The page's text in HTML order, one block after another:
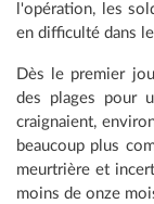
l'opération, les
en difficulté dans
Dès le premier
des plages pour
craignaient,
beaucoup plus
meurtrière et
moins de onze